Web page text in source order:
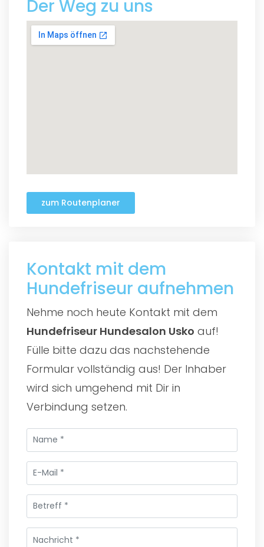
Der Weg zu uns
zum Routenplaner
Kontakt mit dem
Hundefriseur aufnehmen
Nehme noch heute Kontakt mit dem
Hundefriseur Hundesalon Usko auf!
Fülle bitte dazu das nachstehende
Formular vollständig aus! Der Inhaber
wird sich umgehend mit Dir in
Verbindung setzen.